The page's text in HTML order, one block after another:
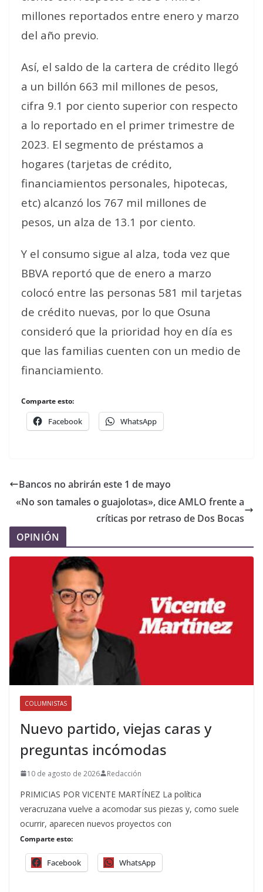
millones reportados entre enero y marzo
del año previo.
Así, el saldo de la cartera de crédito llegó
a un billón 663 mil millones de pesos,
cifra 9.1 por ciento superior con respecto
a lo reportado en el primer trimestre de
2023. El segmento de préstamos a
hogares (tarjetas de crédito,
financiamientos personales, hipotecas,
etc) alcanzó los 767 mil millones de
pesos, un alza de 13.1 por ciento.
Y el consumo sigue al alza, toda vez que
BBVA reportó que de enero a marzo
colocó entre las personas 581 mil tarjetas
de crédito nuevas, por lo que Osuna
consideró que la prioridad hoy en día es
que las familias cuenten con un medio de
financiamiento.
Comparte esto:
Facebook WhatsApp
Bancos no abrirán este 1 de mayo
«No son tamales o guajolotas», dice AMLO frente a
críticas por retraso de Dos Bocas
OPINIÓN
COLUMNISTAS
Nuevo partido, viejas caras y
preguntas incómodas
10 de agosto de 2026 Redacción
PRIMICIAS POR VICENTE MARTÍNEZ La política
veracruzana vuelve a acomodar sus piezas y, como suele
ocurrir, aparecen nuevos proyectos con
Comparte esto:
Facebook WhatsApp